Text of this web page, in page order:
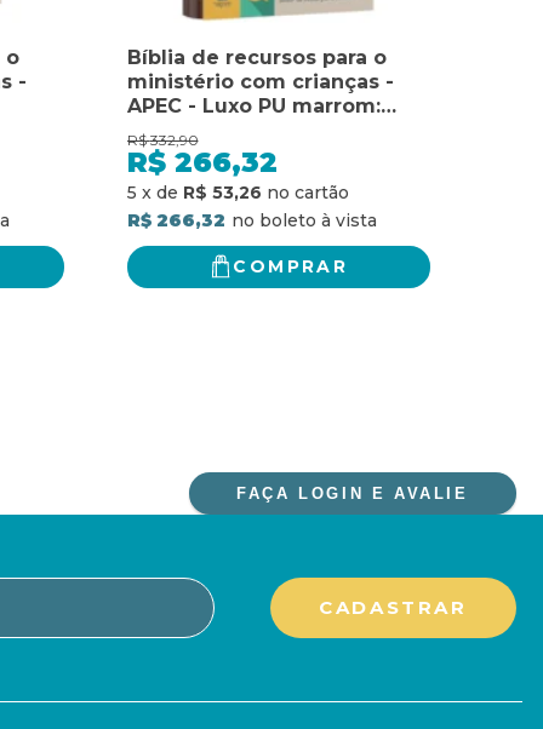
o
-
Bíblia de recursos para o
ministério com crianças -
APEC - Luxo PU marrom:
ferramenta de auxílio de
ensino para as nossas
crianças sobre todo o amor
de Jesus para com elas
R$ 332,90
R$ 266,32
5 x de R$ 53,26
R$ 266,32
COMPRAR
FAÇA LOGIN E AVALIE